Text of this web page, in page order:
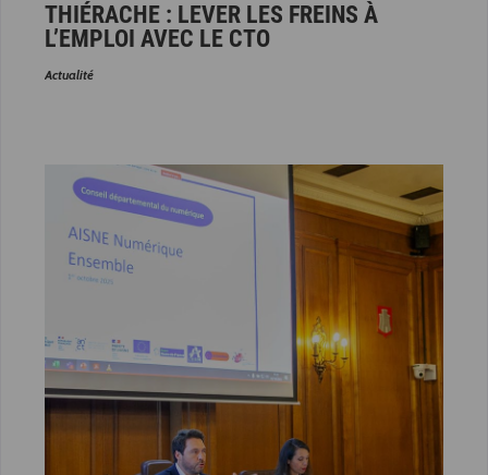
THIÉRACHE : LEVER LES FREINS À
L’EMPLOI AVEC LE CTO
Actualité